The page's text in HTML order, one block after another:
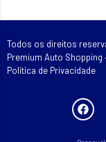
Todos os direitos
Premium Auto
Política de Privacidade